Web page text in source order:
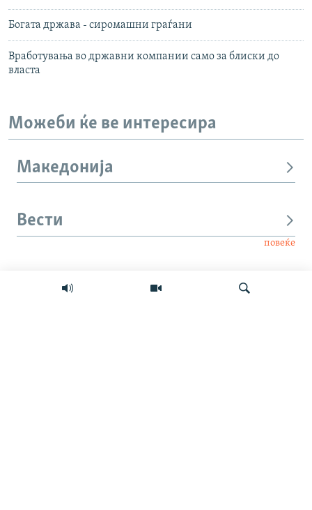
Богата држава - сиромашни граѓани
Вработувања во државни компании само за блиски до
власта
Можеби ќе ве интересира
Македонија
Вести
повеќе
Интервју